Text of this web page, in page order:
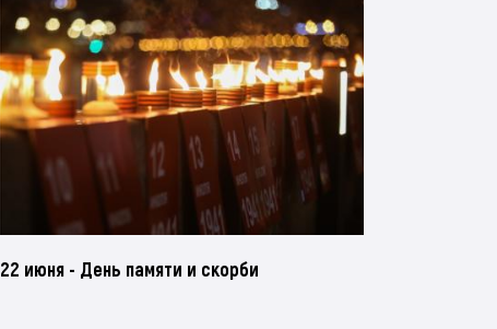
22 июня - День памяти и скорби